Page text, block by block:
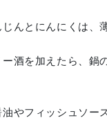
んとにんにくは、
酒を加えたら、鍋
やフィッシュソー